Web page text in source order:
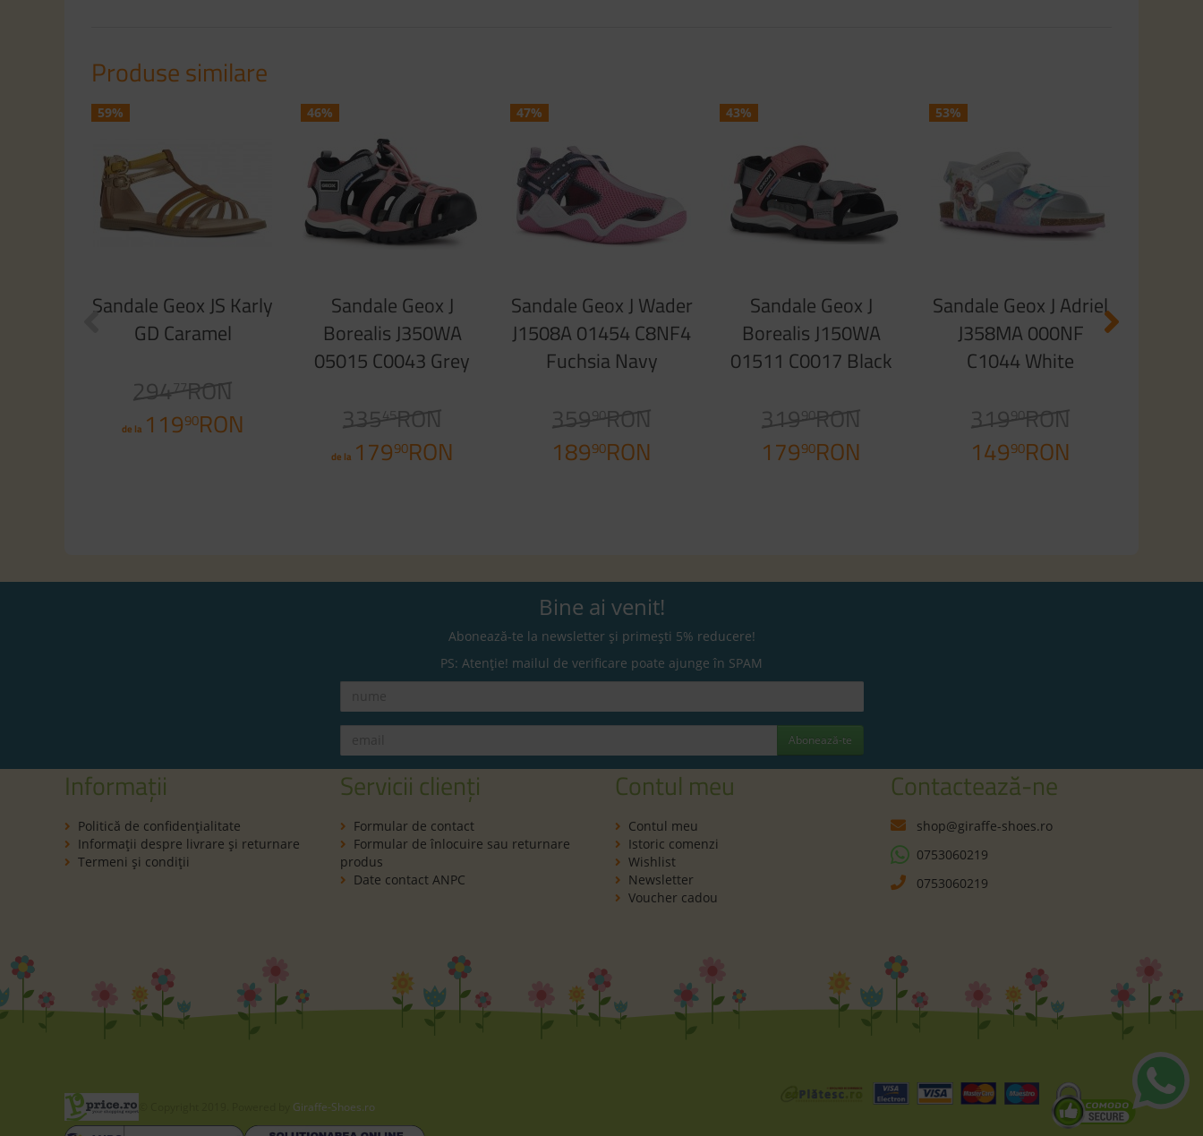
Produse similare
59%
Sandale Geox JS Karly
GD Caramel
29477RON
de la 11990RON
46%
Sandale Geox J
Borealis J350WA
05015 C0043 Grey
33545RON
de la 17990RON
47%
Sandale Geox J Wader
J1508A 01454 C8NF4
Fuchsia Navy
35990RON
18990RON
43%
Sandale Geox J
Borealis J150WA
01511 C0017 Black
31990RON
17990RON
53%
Sandale Geox J Adriel
J358MA 000NF
C1044 White
31990RON
14990RON
Bine ai venit!
Abonează-te la newsletter și primești 5% reducere!
PS: Atenție! mailul de verificare poate ajunge în SPAM
Abonează-te
Informații
Politică de confidenţialitate
Informaţii despre livrare și returnare
Termeni şi condiţii
Servicii clienți
Formular de contact
Formular de înlocuire sau returnare
produs
Date contact ANPC
Contul meu
Contul meu
Istoric comenzi
Wishlist
Newsletter
Voucher cadou
Contactează-ne
shop@giraffe-shoes.ro
0753060219
0753060219
Giraffe-Shoes.ro